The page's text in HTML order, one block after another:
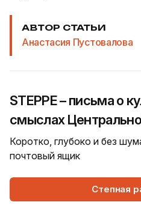
АВТОР СТАТЬИ
Анастасия Пустовалова
STEPPE – письма о
смыслах
Коротко, глубоко и без
почтовый ящик
Степная